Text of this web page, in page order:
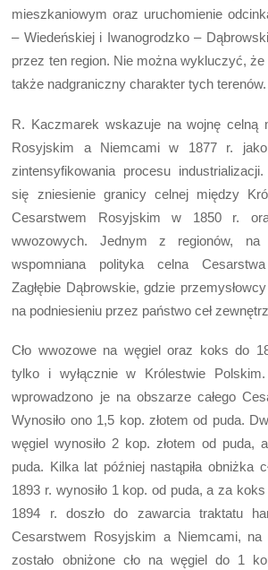
mieszkaniowym oraz uruchomienie
– Wiedeńskiej i Iwanogrodzko –
przez ten region. Nie można wykluczyć, że
także nadgraniczny charakter tych terenów.
R. Kaczmarek wskazuje na wojnę celną
Rosyjskim a Niemcami w 1877 r.
zintensyfikowania procesu
się zniesienie granicy celnej między
Cesarstwem Rosyjskim w 1850 r.
wwozowych. Jednym z regionów, na
wspomniana polityka celna
Zagłębie Dąbrowskie, gdzie
na podniesieniu przez państwo ceł
Cło wwozowe na węgiel oraz koks do
tylko i wyłącznie w Królestwie
wprowadzono je na obszarze całego
Wynosiło ono 1,5 kop. złotem od puda.
węgiel wynosiło 2 kop. złotem od
puda. Kilka lat później nastąpiła obniżka
1893 r. wynosiło 1 kop. od puda, a za
1894 r. doszło do zawarcia traktatu
Cesarstwem Rosyjskim a Niemcami,
zostało obniżone cło na węgiel do 1